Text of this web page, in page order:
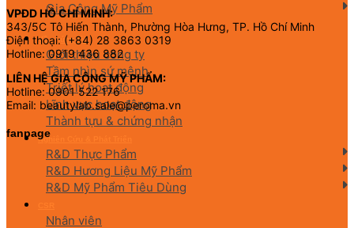
Gia Công Mỹ Phẩm
Về chúng tôi
Giới thiệu công ty
Tầm nhìn sứ mệnh
Triết lý hoạt động
Lĩnh vực hoạt động
Thành tựu & chứng nhận
Nghiên Cứu & Phát Triển
R&D Thực Phẩm
R&D Hương Liệu Mỹ Phẩm
R&D Mỹ Phẩm Tiêu Dùng
Nhân viên
VPĐD HỒ CHÍ MINH:
343/5C Tô Hiến Thành, Phường Hòa Hưng, TP. Hồ Chí Minh
Điện thoại: (+84) 28 3863 0319
Hotline: 0919 436 882
LIÊN HỆ GIA CÔNG MỸ PHẨM:
Hotline: 0901 522 176
Email: beautylab.sale@peroma.vn
fanpage